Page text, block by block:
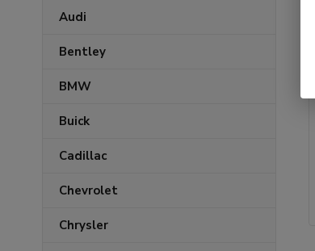
Audi
Bentley
BMW
Buick
Cadillac
Chevrolet
Chrysler